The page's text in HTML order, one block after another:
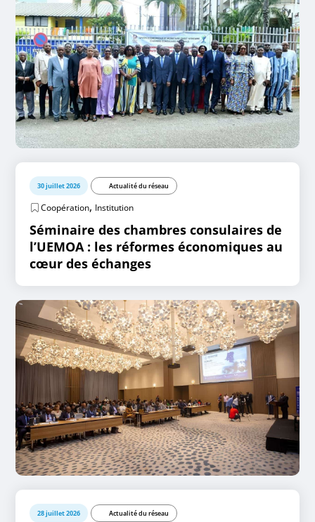
30 juillet 2026 Actualité du réseau
Coopération, Institution
Séminaire des chambres consulaires de
l’UEMOA : les réformes économiques au
cœur des échanges
28 juillet 2026 Actualité du réseau